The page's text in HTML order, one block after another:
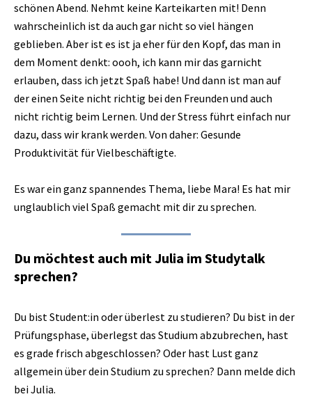
schönen Abend. Nehmt keine Karteikarten mit! Denn
wahrscheinlich ist da auch gar nicht so viel hängen
geblieben. Aber ist es ist ja eher für den Kopf, das man in
dem Moment denkt: oooh, ich kann mir das garnicht
erlauben, dass ich jetzt Spaß habe! Und dann ist man auf
der einen Seite nicht richtig bei den Freunden und auch
nicht richtig beim Lernen. Und der Stress führt einfach nur
dazu, dass wir krank werden. Von daher: Gesunde
Produktivität für Vielbeschäftigte.
Es war ein ganz spannendes Thema, liebe Mara! Es hat mir
unglaublich viel Spaß gemacht mit dir zu sprechen.
Du möchtest auch mit Julia im Studytalk
sprechen?
Du bist Student:in oder überlest zu studieren? Du bist in der
Prüfungsphase, überlegst das Studium abzubrechen, hast
es grade frisch abgeschlossen? Oder hast Lust ganz
allgemein über dein Studium zu sprechen? Dann melde dich
bei Julia.